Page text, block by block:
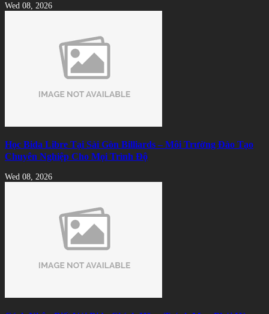
Wed 08, 2026
Học Bida Libre Tại Sài Gòn Billiards – Môi Trường Đào Tạo
Chuyên Nghiệp Cho Mọi Trình Độ
Wed 08, 2026